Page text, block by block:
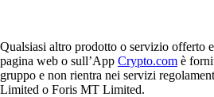
Qualsiasi altro prodotto o servizio offerto
pagina web o sull’App Crypto.com è
gruppo e non rientra nei servizi
Limited o Foris MT Limited.